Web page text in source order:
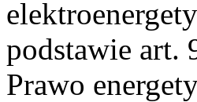
podstawie art.
Prawo